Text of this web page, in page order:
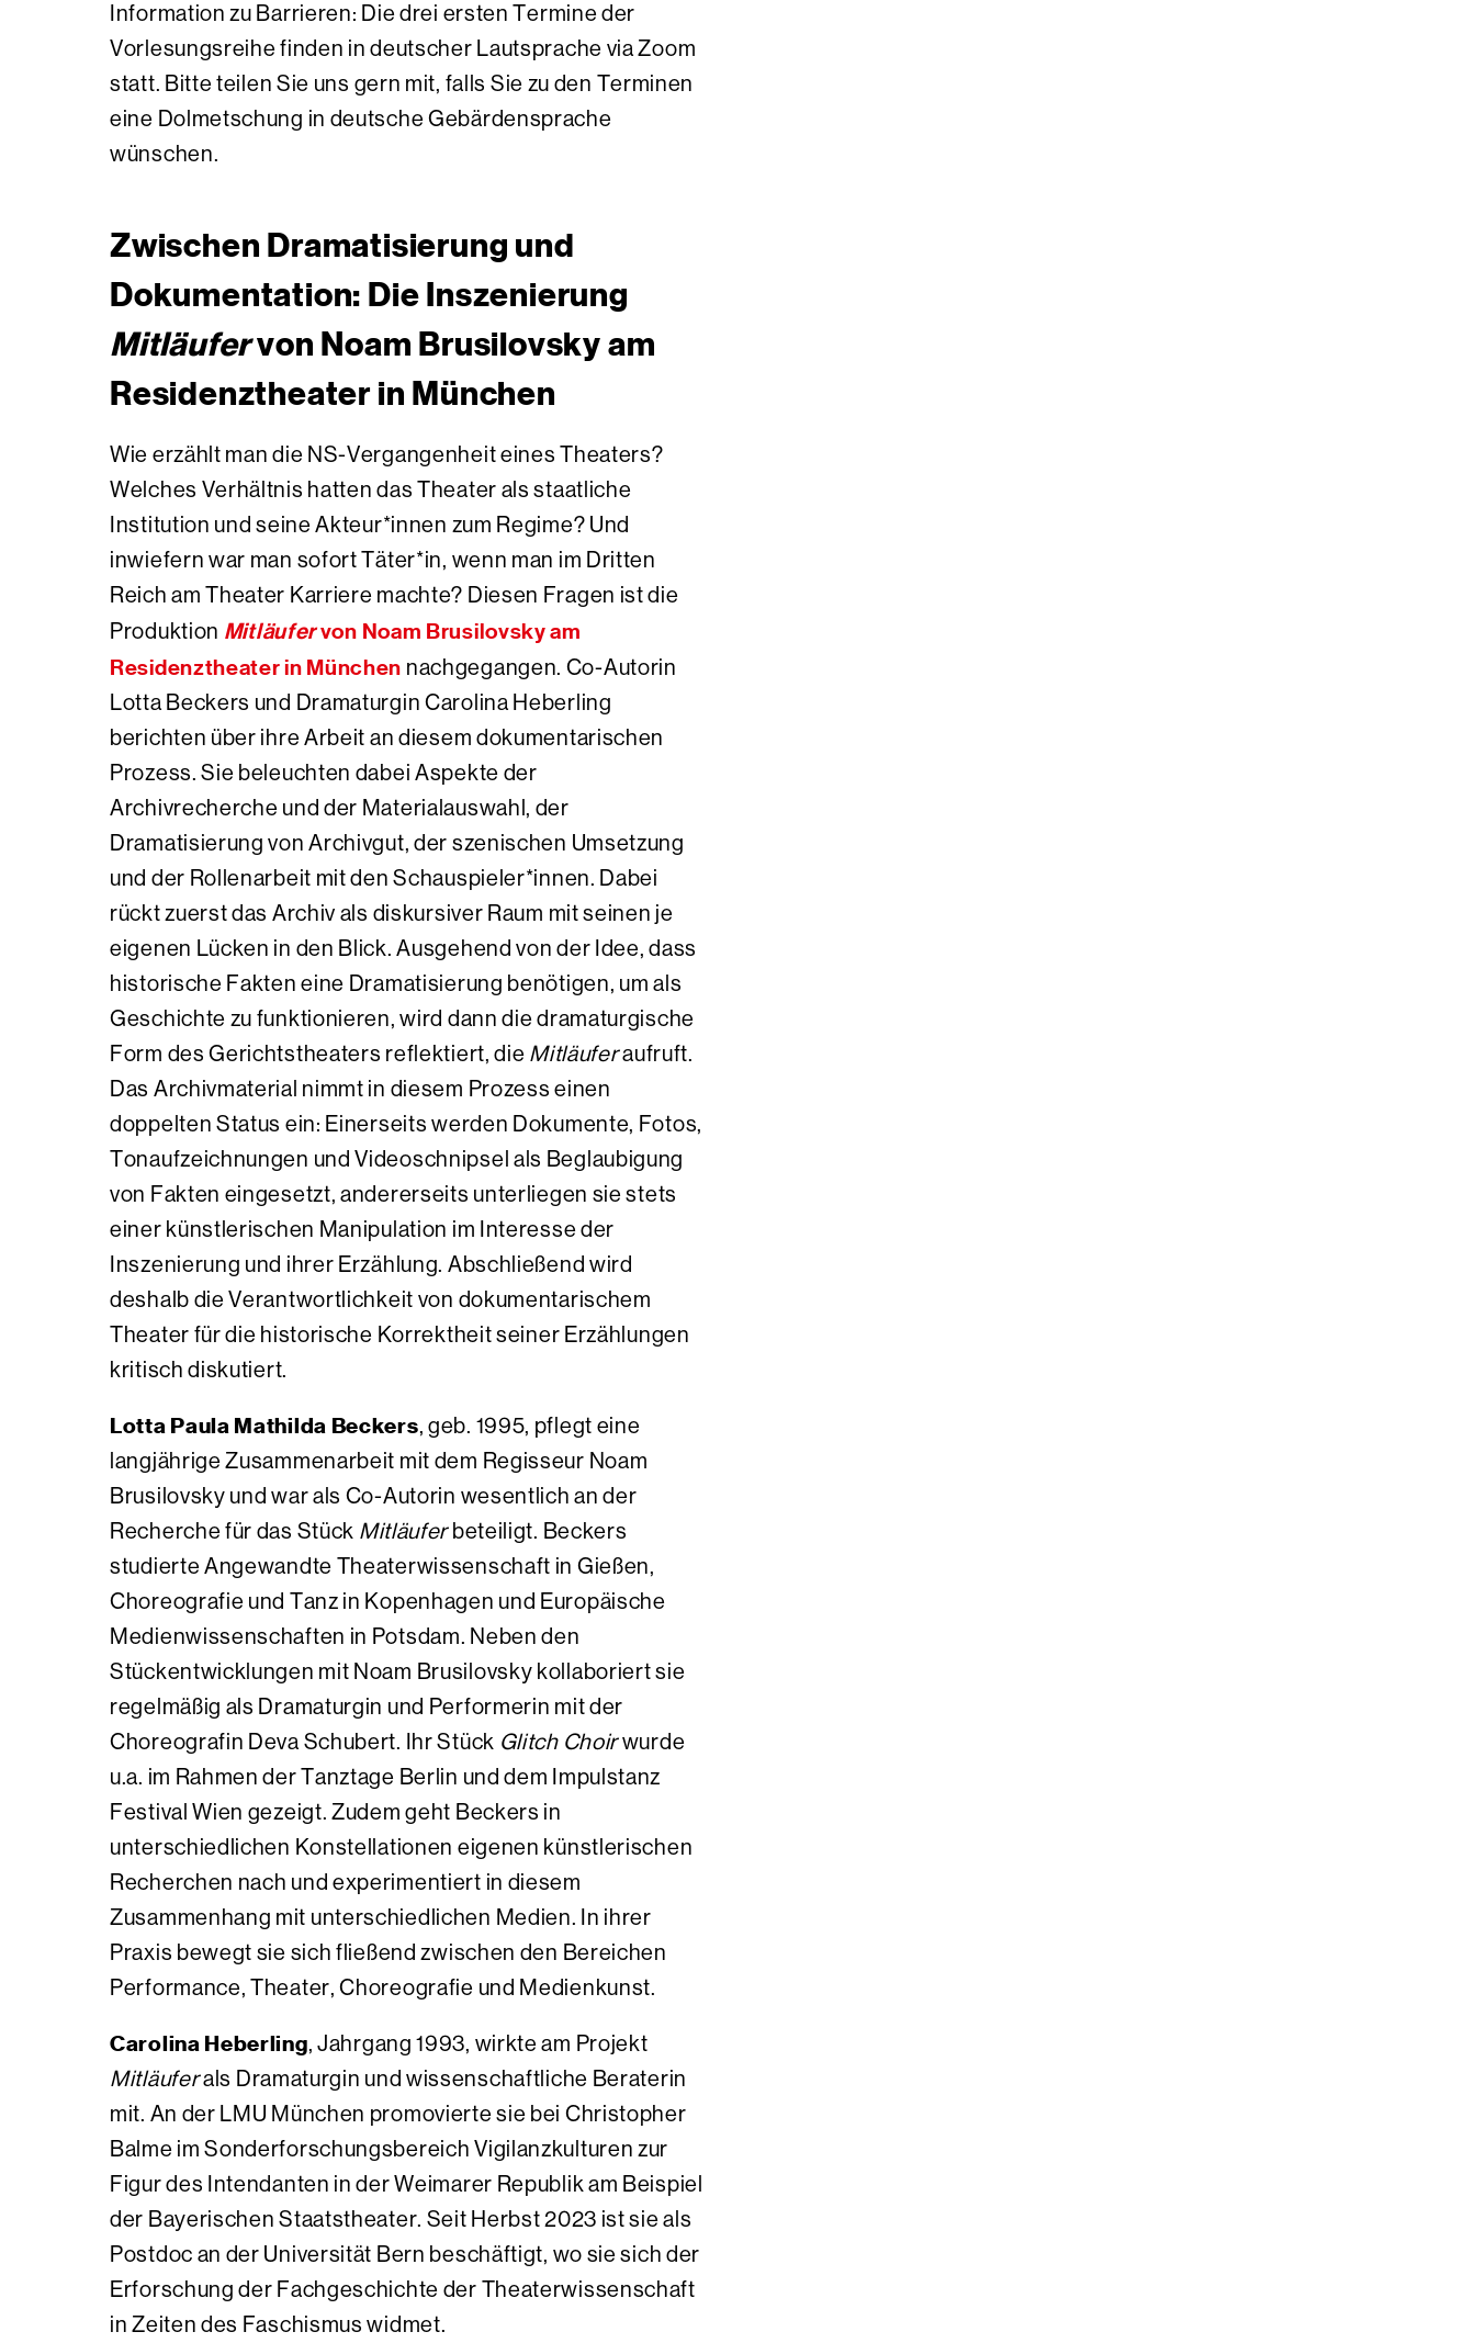
Information zu Barrieren: Die drei ersten Termine der
Vorlesungsreihe finden in deutscher Lautsprache via Zoom
statt. Bitte teilen Sie uns gern mit, falls Sie zu den Terminen
eine Dolmetschung in deutsche Gebärdensprache
wünschen.
Zwischen Dramatisierung und
Dokumentation: Die Inszenierung
Mitläufervon Noam Brusilovsky am
Residenztheater in München
Wie erzählt man die NS-Vergangenheit eines Theaters?
Welches Verhältnis hatten das Theater als staatliche
Institution und seine Akteur*innen zum Regime? Und
inwiefern war man sofort Täter*in, wenn man im Dritten
Reich am Theater Karriere machte? Diesen Fragen ist die
Produktion Mitläufervon Noam Brusilovsky am
Residenztheater in München nachgegangen. Co-Autorin
Lotta Beckers und Dramaturgin Carolina Heberling
berichten über ihre Arbeit an diesem dokumentarischen
Prozess. Sie beleuchten dabei Aspekte der
Archivrecherche und der Materialauswahl, der
Dramatisierung von Archivgut, der szenischen Umsetzung
und der Rollenarbeit mit den Schauspieler*innen. Dabei
rückt zuerst das Archiv als diskursiver Raum mit seinen je
eigenen Lücken in den Blick. Ausgehend von der Idee, dass
historische Fakten eine Dramatisierung benötigen, um als
Geschichte zu funktionieren, wird dann die dramaturgische
Form des Gerichtstheaters reflektiert, die Mitläuferaufruft.
Das Archivmaterial nimmt in diesem Prozess einen
doppelten Status ein: Einerseits werden Dokumente, Fotos,
Tonaufzeichnungen und Videoschnipsel als Beglaubigung
von Fakten eingesetzt, andererseits unterliegen sie stets
einer künstlerischen Manipulation im Interesse der
Inszenierung und ihrer Erzählung. Abschließend wird
deshalb die Verantwortlichkeit von dokumentarischem
Theater für die historische Korrektheit seiner Erzählungen
kritisch diskutiert.
Lotta Paula Mathilda Beckers, geb. 1995, pflegt eine
langjährige Zusammenarbeit mit dem Regisseur Noam
Brusilovsky und war als Co-Autorin wesentlich an der
Recherche für das Stück Mitläuferbeteiligt. Beckers
studierte Angewandte Theaterwissenschaft in Gießen,
Choreografie und Tanz in Kopenhagen und Europäische
Medienwissenschaften in Potsdam. Neben den
Stückentwicklungen mit Noam Brusilovsky kollaboriert sie
regelmäßig als Dramaturgin und Performerin mit der
Choreografin Deva Schubert. Ihr Stück Glitch Choirwurde
u.a. im Rahmen der Tanztage Berlin und dem Impulstanz
Festival Wien gezeigt. Zudem geht Beckers in
unterschiedlichen Konstellationen eigenen künstlerischen
Recherchen nach und experimentiert in diesem
Zusammenhang mit unterschiedlichen Medien. In ihrer
Praxis bewegt sie sich fließend zwischen den Bereichen
Performance, Theater, Choreografie und Medienkunst.
Carolina Heberling, Jahrgang 1993, wirkte am Projekt
Mitläuferals Dramaturgin und wissenschaftliche Beraterin
mit. An der LMU München promovierte sie bei Christopher
Balme im Sonderforschungsbereich Vigilanzkulturen zur
Figur des Intendanten in der Weimarer Republik am Beispiel
der Bayerischen Staatstheater. Seit Herbst 2023 ist sie als
Postdoc an der Universität Bern beschäftigt, wo sie sich der
Erforschung der Fachgeschichte der Theaterwissenschaft
in Zeiten des Faschismus widmet.